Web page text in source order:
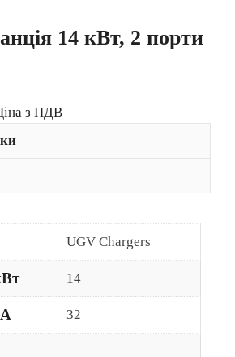
14 кВт, 2 порти
з ПДВ
UGV Chargers
14
32